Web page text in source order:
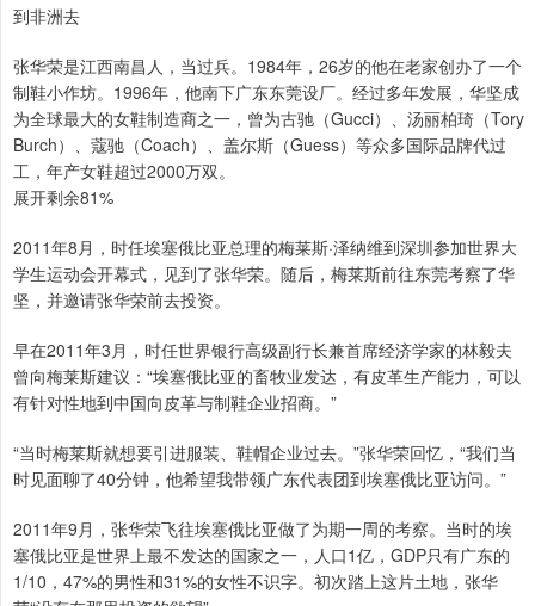
到非洲去
张华荣是江西南昌人，当过兵。1984年，26岁的他在老家创办了一个
制鞋小作坊。1996年，他南下广东东莞设厂。经过多年发展，华坚成
为全球最大的女鞋制造商之一，曾为古驰（Gucci）、汤丽柏琦（Tory
Burch）、蔻驰（Coach）、盖尔斯（Guess）等众多国际品牌代过
工，年产女鞋超过2000万双。
展开剩余81%
2011年8月，时任埃塞俄比亚总理的梅莱斯·泽纳维到深圳参加世界大
学生运动会开幕式，见到了张华荣。随后，梅莱斯前往东莞考察了华
坚，并邀请张华荣前去投资。
早在2011年3月，时任世界银行高级副行长兼首席经济学家的林毅夫
曾向梅莱斯建议：“埃塞俄比亚的畜牧业发达，有皮革生产能力，可以
有针对性地到中国向皮革与制鞋企业招商。”
“当时梅莱斯就想要引进服装、鞋帽企业过去。”张华荣回忆，“我们当
时见面聊了40分钟，他希望我带领广东代表团到埃塞俄比亚访问。”
2011年9月，张华荣飞往埃塞俄比亚做了为期一周的考察。当时的埃
塞俄比亚是世界上最不发达的国家之一，人口1亿，GDP只有广东的
1/10，47%的男性和31%的女性不识字。初次踏上这片土地，张华